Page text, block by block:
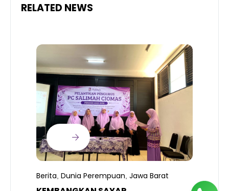
RELATED NEWS
Berita Dunia Perempuan Jawa Barat